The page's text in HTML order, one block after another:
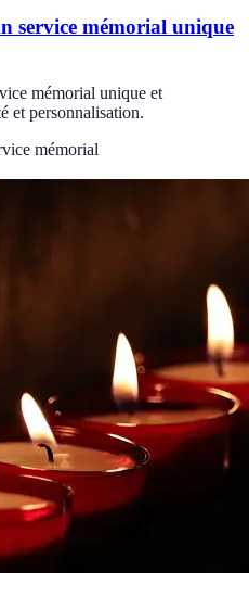
service mémorial unique
mémorial unique et
et personnalisation.
mémorial